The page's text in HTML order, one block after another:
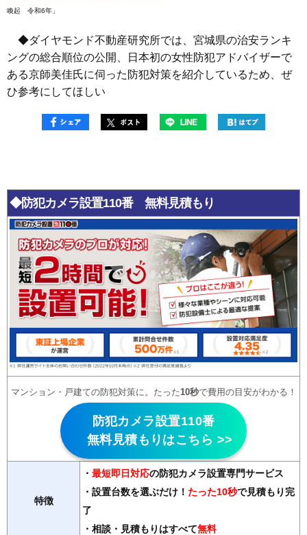
喚起 令和6年」
◆ダイヤモンド不動産研究所では、宮城県の治安ランキ
ングの総合順位の公開、日本初の女性防犯アドバイザーで
ある京師美佳氏に伺った防犯対策を紹介しているため、ぜ
ひ参考にしてほしい
◆防犯カメラ設置110番 無料見積もり
マンション・戸建ての防犯対策に。たった10秒で費用の目安がわかる！
防犯カメラ設置110番
無料見積もりはこちら >>
特徴
・ 最短即日対応の防犯カメラ設置専門サービス
・設置台数を選ぶだけ！ たった10秒で見積もり完
了
・相談・見積もりはすべて無料